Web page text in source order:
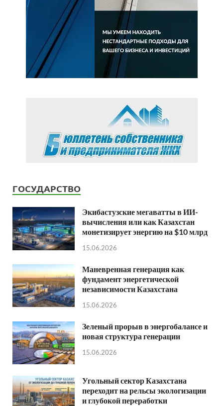
ГОСУДАРСТВО
Экибастузские мегаватты в ИИ-
вычисления или как Казахстан
монетизирует энергию на $10 млрд
15.06.2026
Маневренная генерация как
фундамент энергетической
независимости Казахстана
15.06.2026
Зеленый прорыв в энергобалансе и
новая структура генерации
15.06.2026
Угольный сектор Казахстана
переходит на рельсы экологизации
и глубокой переработки